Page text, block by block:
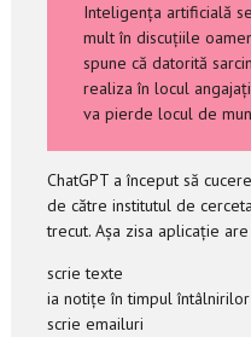
Inteligența artificială
mult în discuțiile
spune că datorită
realiza în locul
va pierde locul de
ChatGPT a început să
de către institutul de
trecut. Așa zisa aplicație
scrie texte
ia notițe în timpul întâlnirilor
scrie emailuri